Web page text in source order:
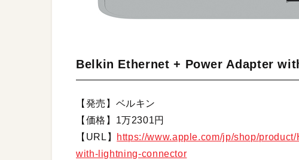
Belkin Ethernet + Power Adapter
【発売】ベルキン
【価格】1万2301円
【URL】
https://www.apple.com/jp/shop/
with-lightning-connector